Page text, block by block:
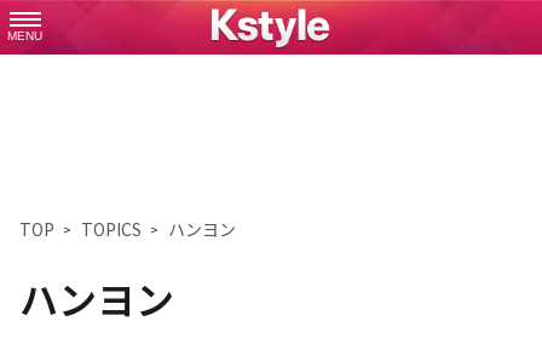
MENU
TOP TOPICS ハンヨン
ハンヨン